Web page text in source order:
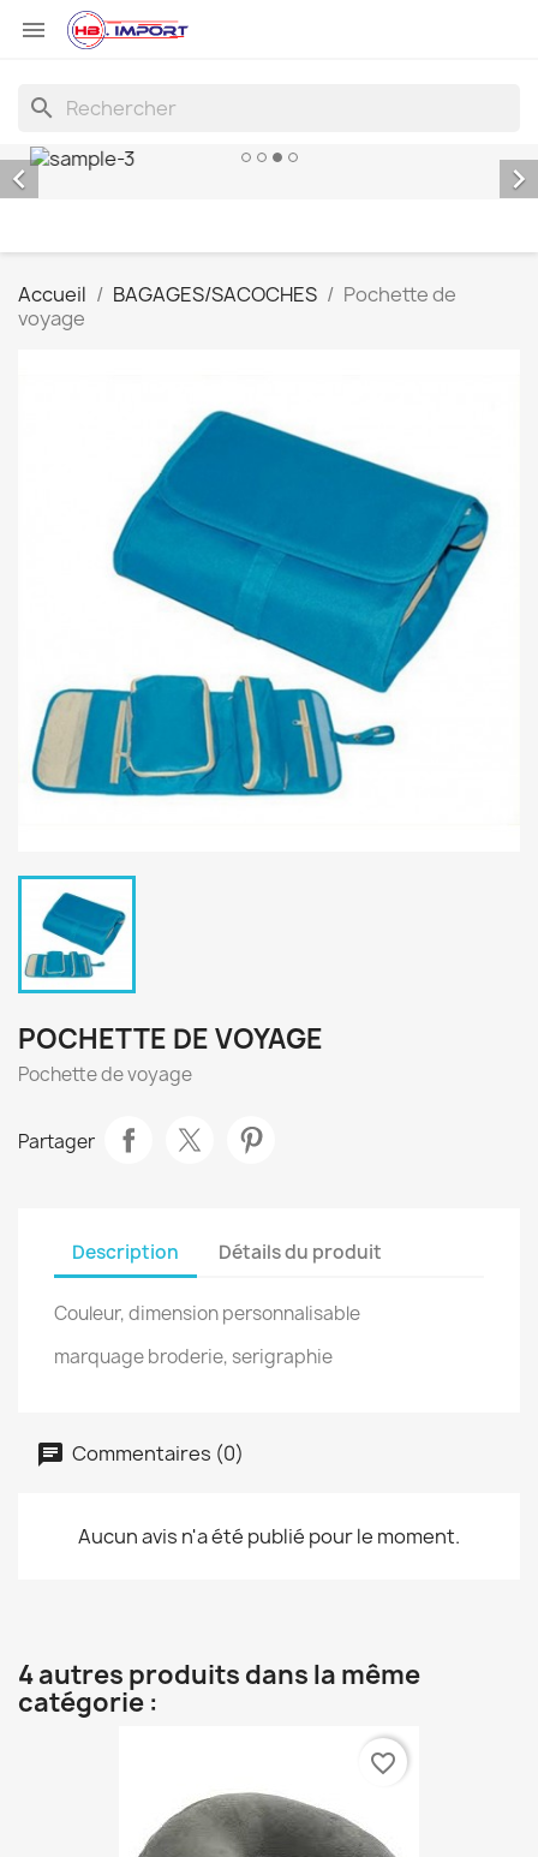

search
 
Accueil BAGAGES/SACOCHES
Pochette de
voyage
POCHETTE DE VOYAGE
Pochette de voyage
Partager
Description Détails du produit
Couleur, dimension personnalisable
marquage broderie, serigraphie
Commentaires (0)
Aucun avis n'a été publié pour le moment.
4 autres produits dans la même
catégorie :
favorite_border